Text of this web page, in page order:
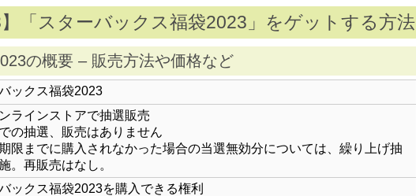
】「スターバックス福袋2023」をゲットする方法
の概要 – 販売方法や価格など
ックス福袋2023
ラインストアで抽選販売
の抽選、販売はありません
限までに購入されなかった場合の当選無効分については、繰り上げ抽
。再販売はなし。
ックス福袋2023を購入できる権利